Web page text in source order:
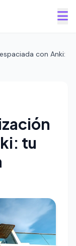
con Anki:
tu